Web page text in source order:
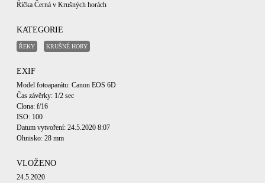
Říčka Černá v Krušných horách
KATEGORIE
ŘEKY KRUŠNÉ HORY
EXIF
Model fotoaparátu: Canon EOS 6D
Čas závěrky: 1/2 sec
Clona: f/16
ISO: 100
Datum vytvoření: 24.5.2020 8:07
Ohnisko: 28 mm
VLOŽENO
24.5.2020